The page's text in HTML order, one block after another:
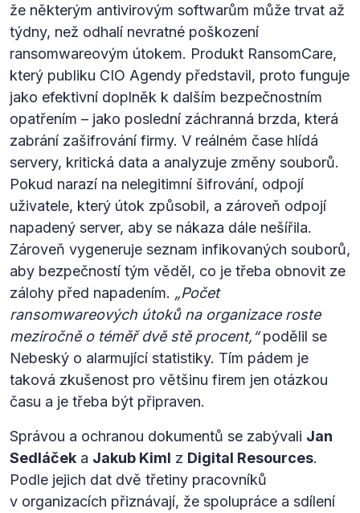
že některým antivirovým softwarům může trvat až
týdny, než odhalí nevratné poškození
ransomwareovým útokem. Produkt RansomCare,
který publiku CIO Agendy představil, proto funguje
jako efektivní doplněk k dalším bezpečnostním
opatřením – jako poslední záchranná brzda, která
zabrání zašifrování firmy. V reálném čase hlídá
servery, kritická data a analyzuje změny souborů.
Pokud narazí na nelegitimní šifrování, odpojí
uživatele, který útok způsobil, a zároveň odpojí
napadený server, aby se nákaza dále nešířila.
Zároveň vygeneruje seznam infikovaných souborů,
aby bezpečností tým věděl, co je třeba obnovit ze
zálohy před napadením. „Počet
ransomwareových útoků na organizace roste
meziročně o téměř dvě stě procent,“podělil se
Nebeský o alarmující statistiky. Tím pádem je
taková zkušenost pro většinu firem jen otázkou
času a je třeba být připraven.
Správou a ochranou dokumentů se zabývali Jan
Sedláček a Jakub Kiml z Digital Resources.
Podle jejich dat dvě třetiny pracovníků
v organizacích přiznávají, že spolupráce a sdílení